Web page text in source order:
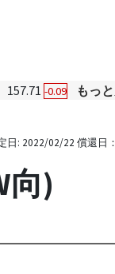
157.71 -0.09
もっ
日: 2022/02/22 償還日：
向)